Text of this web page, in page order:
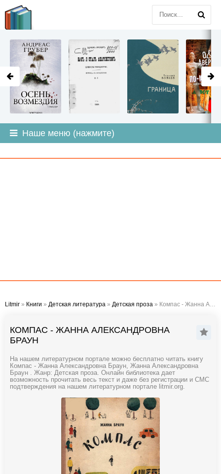
Наше меню (нажмите)
Litmir » Книги » Детская литература » Детская проза » Компас - Жанна Александровна Браун
КОМПАС - ЖАННА АЛЕКСАНДРОВНА
БРАУН
На нашем литературном портале можно бесплатно читать книгу
Компас - Жанна Александровна Браун, Жанна Александровна
Браун . Жанр: Детская проза. Онлайн библиотека дает
возможность прочитать весь текст и даже без регистрации и СМС
подтверждения на нашем литературном портале litmir.org.
LITMIR.ORG